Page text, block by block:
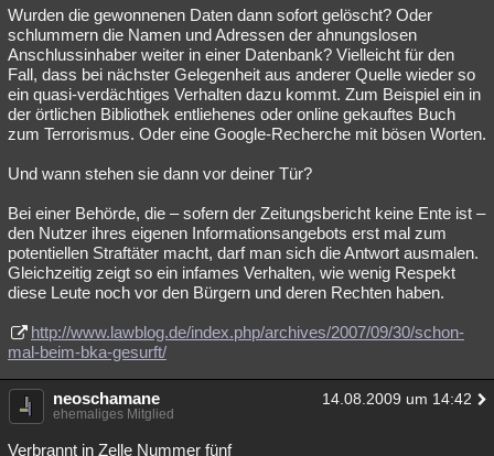
Wurden die gewonnenen Daten dann sofort gelöscht? Oder
schlummern die Namen und Adressen der ahnungslosen
Anschlussinhaber weiter in einer Datenbank? Vielleicht für den
Fall, dass bei nächster Gelegenheit aus anderer Quelle wieder so
ein quasi-verdächtiges Verhalten dazu kommt. Zum Beispiel ein in
der örtlichen Bibliothek entliehenes oder online gekauftes Buch
zum Terrorismus. Oder eine Google-Recherche mit bösen Worten.
Und wann stehen sie dann vor deiner Tür?
Bei einer Behörde, die – sofern der Zeitungsbericht keine Ente ist –
den Nutzer ihres eigenen Informationsangebots erst mal zum
potentiellen Straftäter macht, darf man sich die Antwort ausmalen.
Gleichzeitig zeigt so ein infames Verhalten, wie wenig Respekt
diese Leute noch vor den Bürgern und deren Rechten haben.
http://www.lawblog.de/index.php/archives/2007/09/30/schon-
mal-beim-bka-gesurft/
neoschamane 14.08.2009 um 14:42
ehemaliges Mitglied
Verbrannt in Zelle Nummer fünf